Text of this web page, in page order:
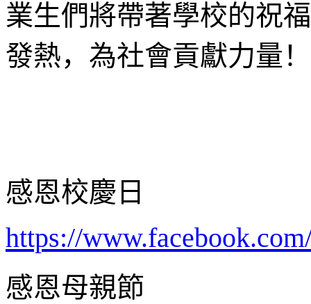
業生們將帶著學校的祝
發熱，為社會貢獻力量！
感恩校慶日
https://
感恩母親節